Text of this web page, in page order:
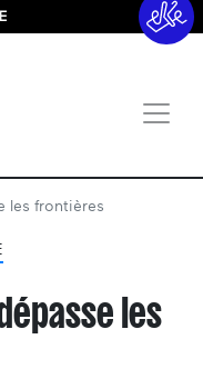
les frontières
les